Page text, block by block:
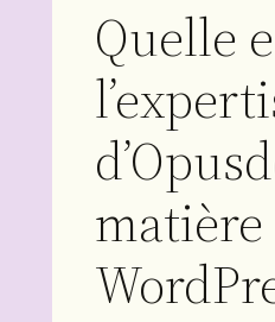
Quelle
matière